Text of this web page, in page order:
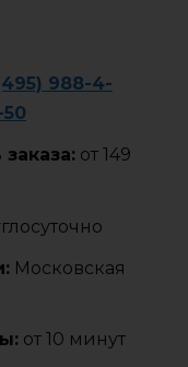
988-4-
от 149
Московская
от 10 минут